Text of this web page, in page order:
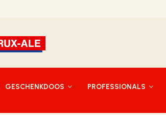
GESCHENKDOOS PROFESSIONALS